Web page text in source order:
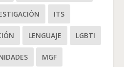
ITS
LENGUAJE LGBTI
MGF